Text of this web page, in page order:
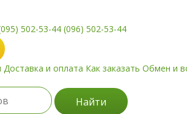
502-53-44 (096) 502-53-44
Доставка и оплата Как заказать Обмен и
Найти